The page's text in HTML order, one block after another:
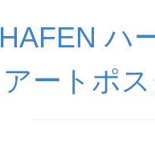
HAFEN ハ
アートポ